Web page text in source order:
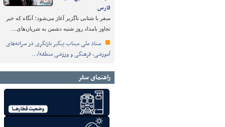
فارس
سفر با شتابی ناگزیر آغاز می‌شود؛ آنگاه که خبر
تجاوز بامداد روز شنبه دشمن به شریان‌های…
ستاد ملی میناب پیگیر بازنگری در سرانه‌های
آموزشی، فرهنگی و ورزشی منطقه/…
راهنمای سفر